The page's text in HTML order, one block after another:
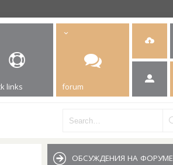
links forum
ОБСУЖДЕНИЯ НА ФОРУМЕ